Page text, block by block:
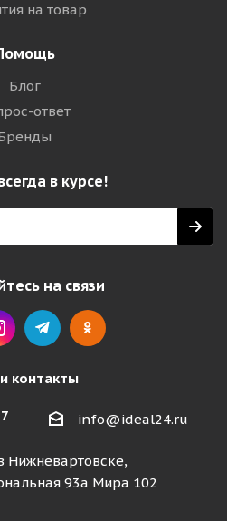
на товар
Блог
ответ
в курсе!
на связи
контакты
info@ideal24.ru
Нижневартовске,
93а Мира 102